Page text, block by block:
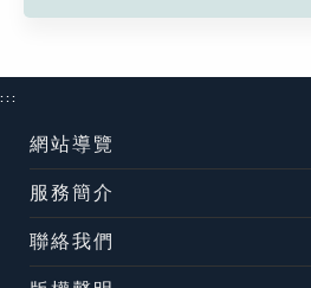
:::
網站導覽
服務簡介
聯絡我們